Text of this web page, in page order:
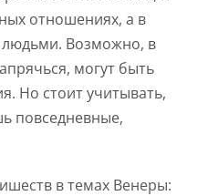
отношениях, а в
Возможно, в
могут быть
Но стоит учитывать,
повседневные,
в темах Венеры: